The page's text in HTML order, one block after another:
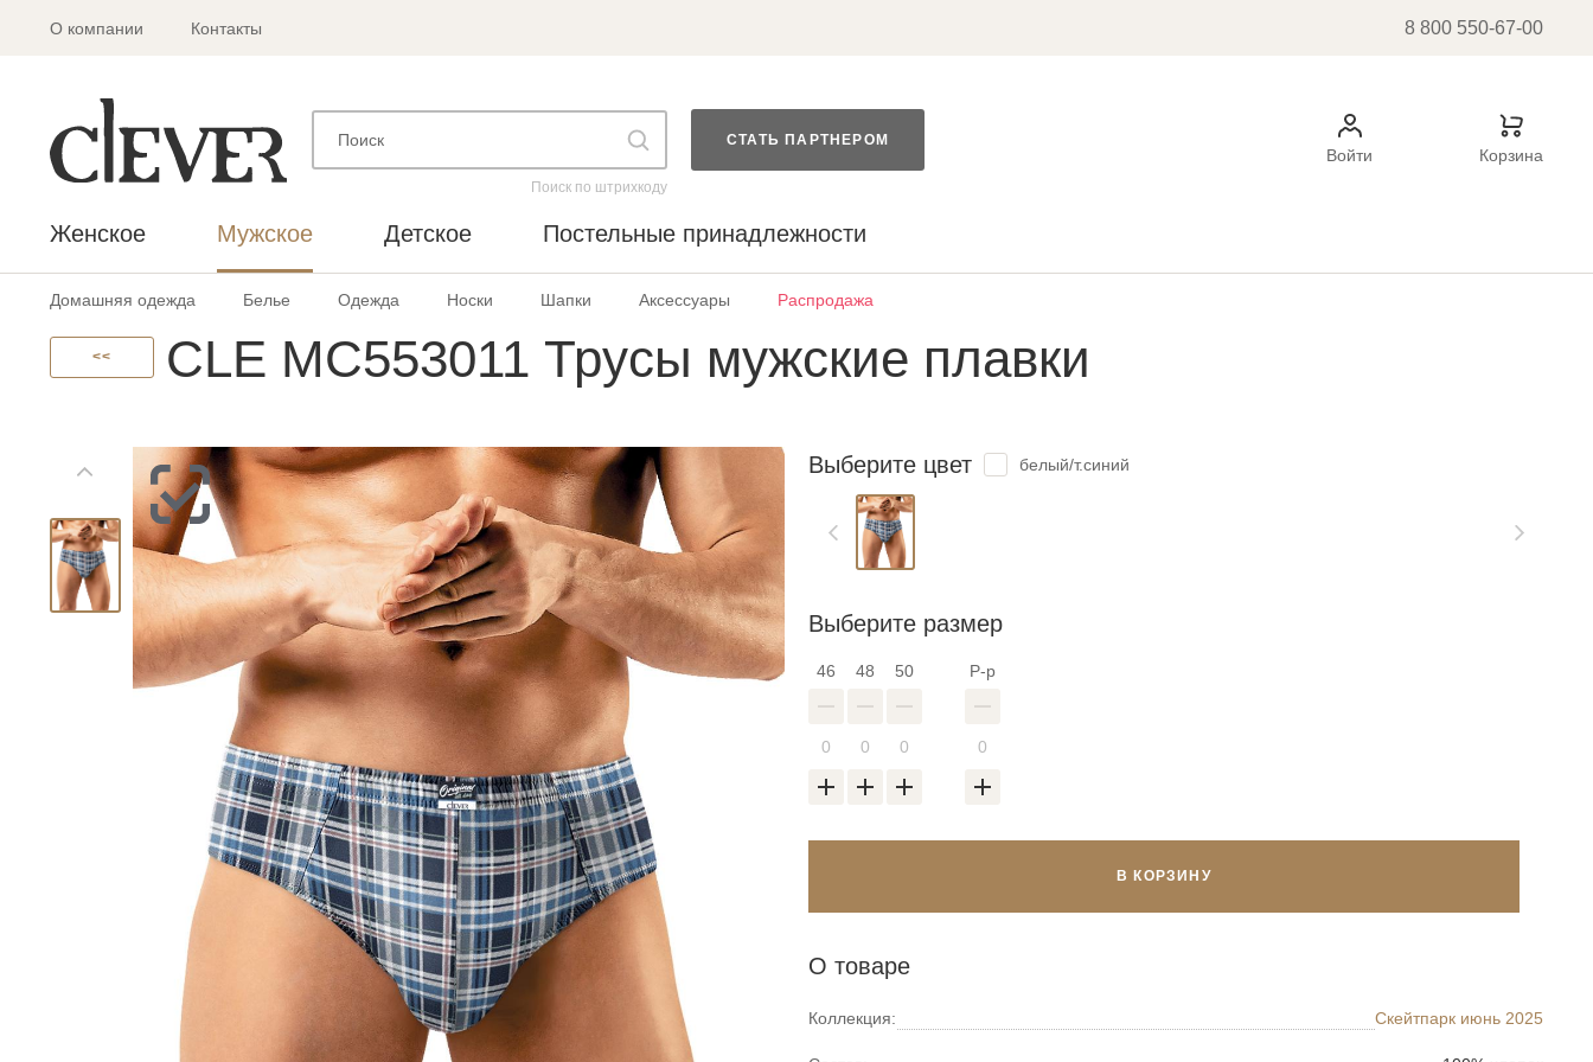
О компании Контакты 8 800 550-67-00
Поиск по штрихкоду
СТАТЬ ПАРТНЕРОМ
Войти Корзина
Женское Мужское Детское Постельные принадлежности
Домашняя одежда Белье Одежда Носки Шапки Аксессуары Распродажа
<< CLE MC553011 Трусы мужские плавки
Выберите цвет белый/т.синий
Выберите размер
46 48 50 Р-р
В КОРЗИНУ
О товаре
Коллекция: Скейтпарк июнь 2025